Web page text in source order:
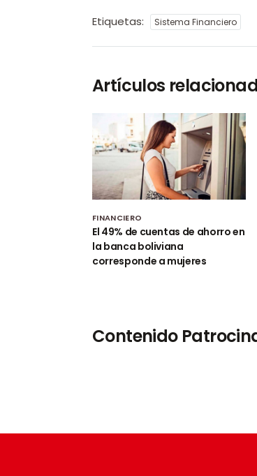
Etiquetas: Sistema Financiero
Artículos
FINANCIERO
El 49% de cuentas de ahorro en
la banca boliviana
corresponde a mujeres
Contenido